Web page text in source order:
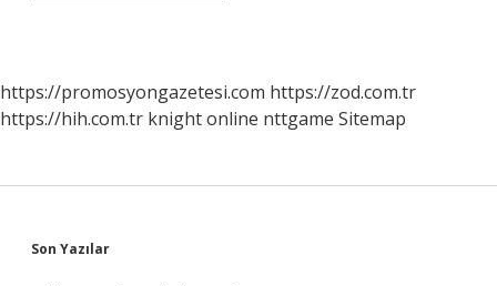
https://promosyongazetesi.com https://zod.com.tr
https://hih.com.tr knight online nttgame Sitemap
Sidebar
Son Yazılar